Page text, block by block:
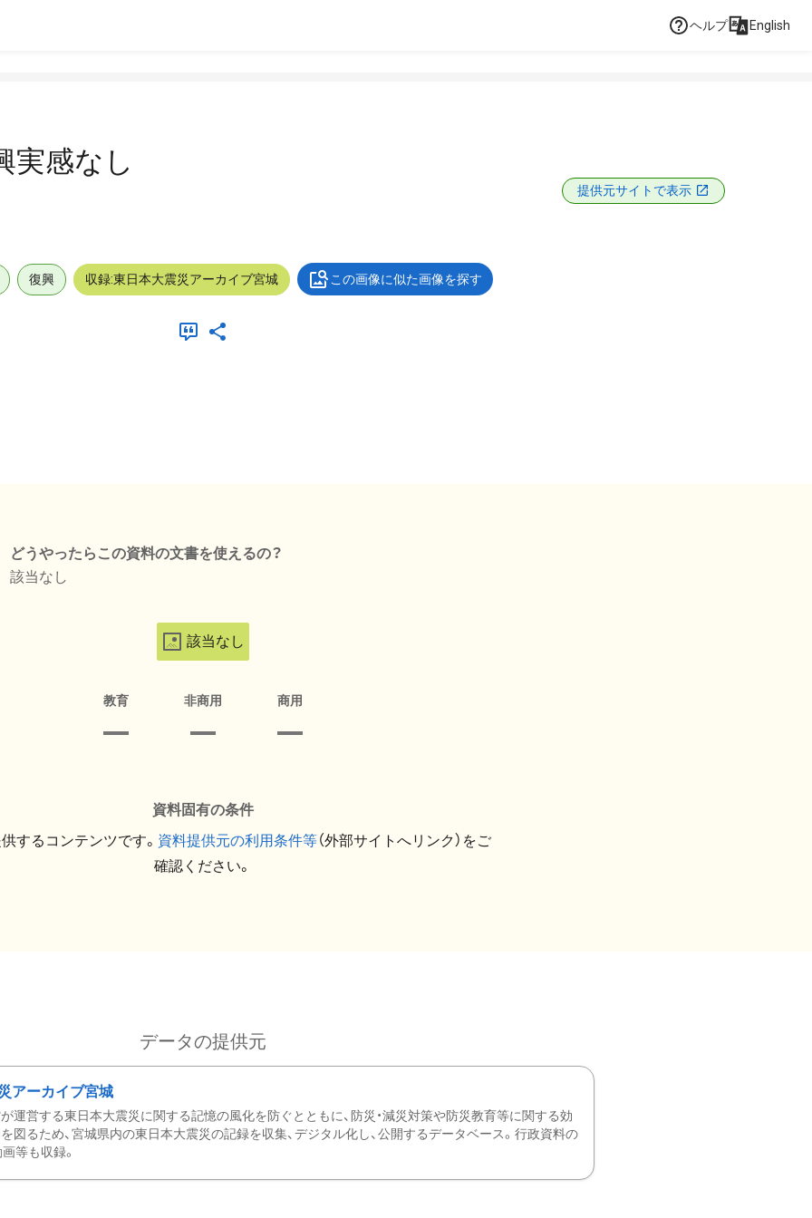
ヘルプ English
実感なし
提供元サイトで表示
復興 収録:東日本大震災アーカイブ宮城 この画像に似た画像を探す
どうやったらこの資料の文書を使えるの？
該当なし
該当なし
教育 非商用 商用
資料固有の条件
するコンテンツです。 資料提供元の利用条件等（外部サイトへリンク）をご
確認ください。
データの提供元
アーカイブ宮城
運営する東日本大震災に関する記憶の風化を防ぐとともに、防災・減災対策や防災教育等に関する効
図るため、宮城県内の東日本大震災の記録を収集、デジタル化し、公開するデータベース。行政資料の
等も収録。